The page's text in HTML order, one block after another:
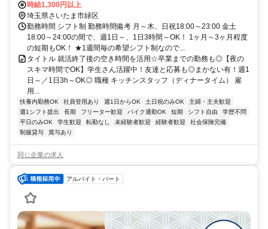
ガソリン代も規定支給！ ★自転車通勤も可！（駐輪場料金は自己負
担、店にある場合は利用可）
時給1,300円以上
埼玉県さいたま市緑区
勤務時間 シフト制 勤務時間備考 月～木、日祝18:00～23:00 金土
18:00～24:00の間で、週1日～、1日3時間～OK！ 1ヶ月～3ヶ月程度
の短期もOK！ ★1週間毎の希望シフト制なので...
タイトル 就活終了後の空き時間を活用☆卒業までの勤務も◎【夜の
スキマ時間でOK】学生さん活躍中！友達と応募も◎まかない有！週1
日～／1日3h～OK◎ 職種 キッチンスタッフ（ディナータイム） 雇
用...
扶養内勤務OK 社員登用あり 週1日からOK 土日祝のみOK
主婦・主夫歓迎
週1シフト提出
長期 フリーター歓迎 バイク通勤OK 短期 シフト自由
学歴不問
平日のみOK
学生歓迎 転勤なし 未経験者歓迎 経験者歓迎
社会保険完備
制服貸与
賞与あり
同じ企業の求人
アルバイト・パート